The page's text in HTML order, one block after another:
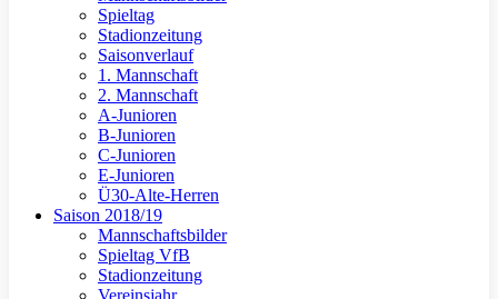
Spieltag
Stadionzeitung
Saisonverlauf
1. Mannschaft
2. Mannschaft
A-Junioren
B-Junioren
C-Junioren
E-Junioren
Ü30-Alte-Herren
Saison 2018/19
Mannschaftsbilder
Spieltag VfB
Stadionzeitung
Vereinsjahr